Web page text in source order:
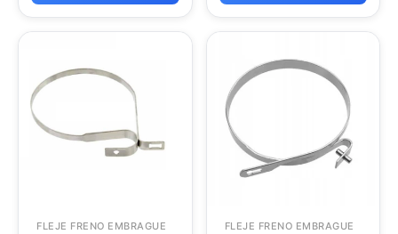
FLEJE FRENO EMBRAGUE FLEJE FRENO EMBRAGUE